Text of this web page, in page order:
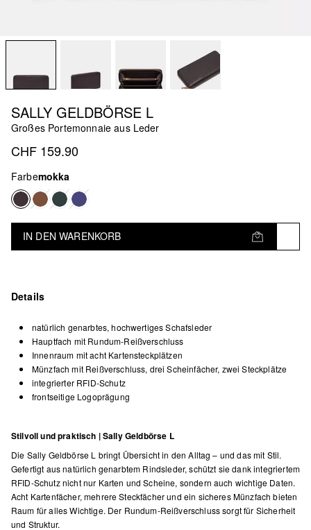
SALLY GELDBÖRSE L
Großes Portemonnaie aus Leder
CHF 159.90
Farbemokka
IN DEN WARENKORB
Details
natürlich genarbtes, hochwertiges Schafsleder
Hauptfach mit Rundum-Reißverschluss
Innenraum mit acht Kartensteckplätzen
Münzfach mit Reißverschluss, drei Scheinfächer, zwei Steckplätze
integrierter RFID-Schutz
frontseitige Logoprägung
Stilvoll und praktisch | Sally Geldbörse L
Die Sally Geldbörse L bringt Übersicht in den Alltag – und das mit Stil.
Gefertigt aus natürlich genarbtem Rindsleder, schützt sie dank integriertem
RFID-Schutz nicht nur Karten und Scheine, sondern auch wichtige Daten.
Acht Kartenfächer, mehrere Steckfächer und ein sicheres Münzfach bieten
Raum für alles Wichtige. Der Rundum-Reißverschluss sorgt für Sicherheit
und Struktur.